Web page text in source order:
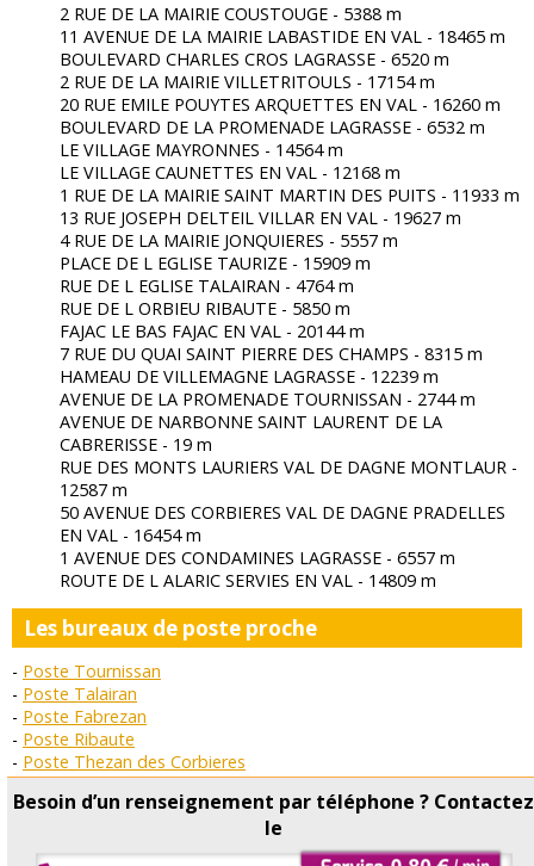
Besoin d’un renseignement par téléphone ? Contactez
le
2 RUE DE LA MAIRIE COUSTOUGE - 5388 m
11 AVENUE DE LA MAIRIE LABASTIDE EN VAL - 18465 m
BOULEVARD CHARLES CROS LAGRASSE - 6520 m
2 RUE DE LA MAIRIE VILLETRITOULS - 17154 m
20 RUE EMILE POUYTES ARQUETTES EN VAL - 16260 m
BOULEVARD DE LA PROMENADE LAGRASSE - 6532 m
LE VILLAGE MAYRONNES - 14564 m
LE VILLAGE CAUNETTES EN VAL - 12168 m
1 RUE DE LA MAIRIE SAINT MARTIN DES PUITS - 11933 m
13 RUE JOSEPH DELTEIL VILLAR EN VAL - 19627 m
4 RUE DE LA MAIRIE JONQUIERES - 5557 m
PLACE DE L EGLISE TAURIZE - 15909 m
RUE DE L EGLISE TALAIRAN - 4764 m
RUE DE L ORBIEU RIBAUTE - 5850 m
FAJAC LE BAS FAJAC EN VAL - 20144 m
7 RUE DU QUAI SAINT PIERRE DES CHAMPS - 8315 m
HAMEAU DE VILLEMAGNE LAGRASSE - 12239 m
AVENUE DE LA PROMENADE TOURNISSAN - 2744 m
AVENUE DE NARBONNE SAINT LAURENT DE LA
CABRERISSE - 19 m
RUE DES MONTS LAURIERS VAL DE DAGNE MONTLAUR -
12587 m
50 AVENUE DES CORBIERES VAL DE DAGNE PRADELLES
EN VAL - 16454 m
1 AVENUE DES CONDAMINES LAGRASSE - 6557 m
ROUTE DE L ALARIC SERVIES EN VAL - 14809 m
Les bureaux de poste proche
Poste Tournissan
Poste Talairan
Poste Fabrezan
Poste Ribaute
Poste Thezan des Corbieres
Poste Camplong D Aude
Poste Lagrasse
Poste Saint Pierre des Champs